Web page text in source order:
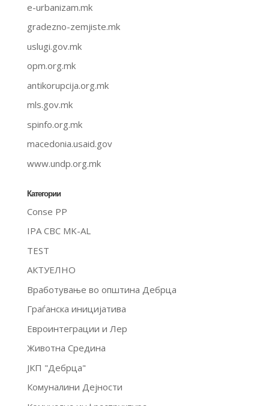
e-urbanizam.mk
gradezno-zemjiste.mk
uslugi.gov.mk
opm.org.mk
antikorupcija.org.mk
mls.gov.mk
spinfo.org.mk
macedonia.usaid.gov
www.undp.org.mk
Категории
Conse PP
IPA CBC MK-AL
TEST
АКТУЕЛНО
Вработување во општина Дебрца
Граѓанска иницијатива
Евроинтеграции и Лер
Животна Средина
ЈКП "Дебрца"
Комуналини Дејности